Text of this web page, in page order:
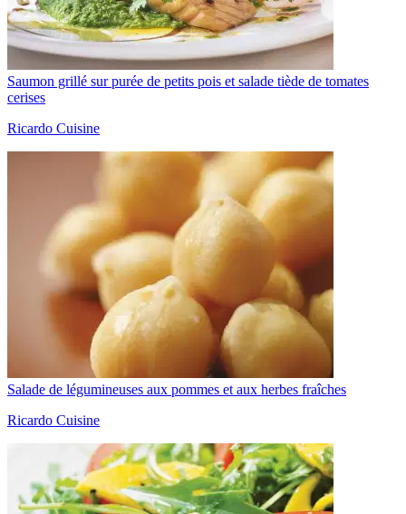
Saumon grillé sur purée de petits pois et salade tiède de tomates
cerises
Ricardo Cuisine
Salade de légumineuses aux pommes et aux herbes fraîches
Ricardo Cuisine